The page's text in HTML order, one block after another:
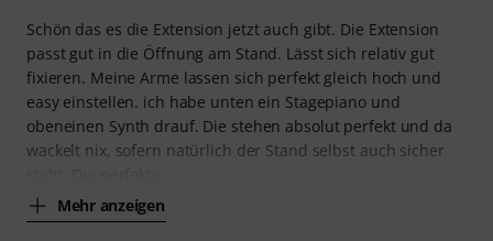
Schön das es die Extension jetzt auch gibt. Die Extension
passt gut in die Öffnung am Stand. Lässt sich relativ gut
fixieren. Meine Arme lassen sich perfekt gleich hoch und
easy einstellen. ich habe unten ein Stagepiano und
obeneinen Synth drauf. Die stehen absolut perfekt und da
wackelt nix, sofern natürlich der Stand selbst auch sicher
Mehr anzeigen